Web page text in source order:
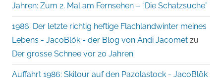
Jahren: Zum 2. Mal am Fernsehen – “Die Schatzsuche”
1986: Der letzte richtig heftige Flachlandwinter meines
Lebens - JacoBlök - der Blog von Andi Jacomet zu
Der grosse Schnee vor 20 Jahren
Auffahrt 1986: Skitour auf den Pazolastock - JacoBlök